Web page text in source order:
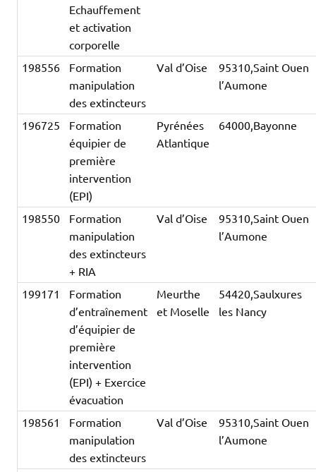
Echauffement
et activation
corporelle
198556
Formation
manipulation
des extincteurs
Val d’Oise
95310,Saint Ouen
l’Aumone
196725
Formation
équipier de
première
intervention
(EPI)
Pyrénées
Atlantique
64000,Bayonne
198550
Formation
manipulation
des extincteurs
+ RIA
Val d’Oise
95310,Saint Ouen
l’Aumone
199171
Formation
d’entraînement
d’équipier de
première
intervention
(EPI) + Exercice
évacuation
Meurthe
et Moselle
54420,Saulxures
les Nancy
198561
Formation
manipulation
des extincteurs
Val d’Oise
95310,Saint Ouen
l’Aumone